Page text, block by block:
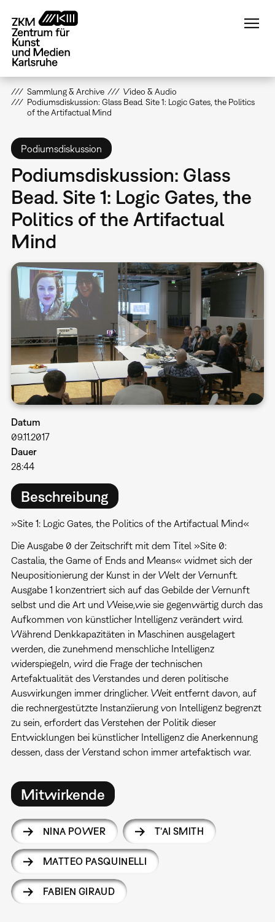
zum
Inhalt
Sammlung & Archive
Video & Audio
Podiumsdiskussion: Glass Bead. Site 1: Logic Gates, the Politics
of the Artifactual Mind
Podiumsdiskussion
Podiumsdiskussion: Glass
Bead. Site 1: Logic Gates, the
Politics of the Artifactual
Mind
Datum
09.11.2017
Dauer
28:44
Beschreibung
»Site 1: Logic Gates, the Politics of the Artifactual Mind«
Die Ausgabe 0 der Zeitschrift mit dem Titel »Site 0:
Castalia, the Game of Ends and Means« widmet sich der
Neupositionierung der Kunst in der Welt der Vernunft.
Ausgabe 1 konzentriert sich auf das Gebilde der Vernunft
selbst und die Art und Weise,wie sie gegenwärtig durch das
Aufkommen von künstlicher Intelligenz verändert wird.
Während Denkkapazitäten in Maschinen ausgelagert
werden, die zunehmend menschliche Intelligenz
widerspiegeln, wird die Frage der technischen
Artefaktualität des Verstandes und deren politische
Auswirkungen immer dringlicher. Weit entfernt davon, auf
die rechnergestützte Instanziierung von Intelligenz begrenzt
zu sein, erfordert das Verstehen der Politik dieser
Entwicklungen bei künstlicher Intelligenz die Anerkennung
dessen, dass der Verstand schon immer artefaktisch war.
Mitwirkende
NINA POWER T’AI SMITH
MATTEO PASQUINELLI
FABIEN GIRAUD